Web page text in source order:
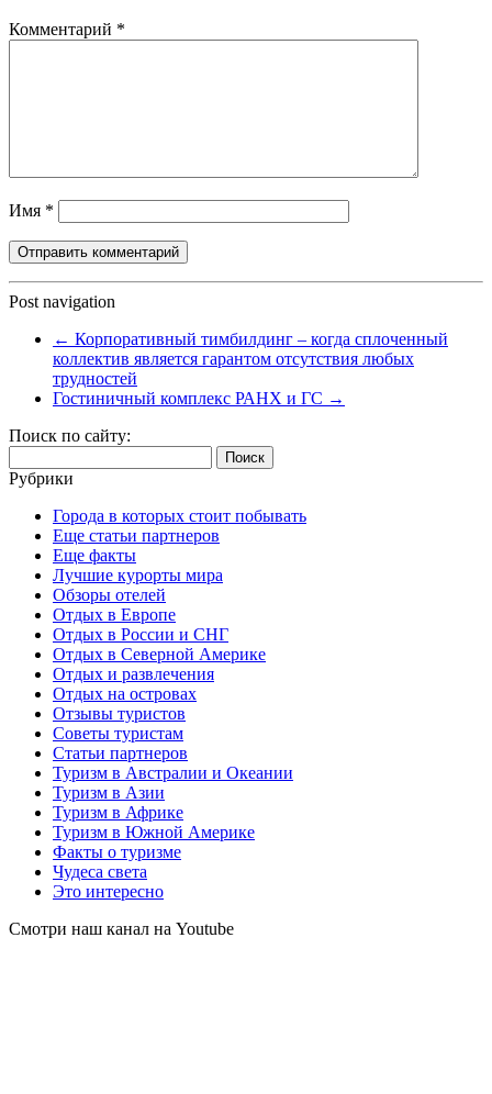
Комментарий *
Имя *
Post navigation
← Корпоративный тимбилдинг – когда сплоченный
коллектив является гарантом отсутствия любых
трудностей
Гостиничный комплекс РАНХ и ГС →
Поиск по сайту:
Рубрики
Города в которых стоит побывать
Еще статьи партнеров
Еще факты
Лучшие курорты мира
Обзоры отелей
Отдых в Европе
Отдых в России и СНГ
Отдых в Северной Америке
Отдых и развлечения
Отдых на островах
Отзывы туристов
Советы туристам
Статьи партнеров
Туризм в Австралии и Океании
Туризм в Азии
Туризм в Африке
Туризм в Южной Америке
Факты о туризме
Чудеса света
Это интересно
Смотри наш канал на Youtube